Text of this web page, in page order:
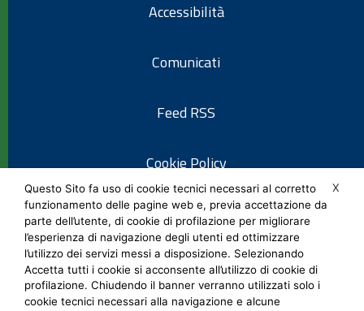
Accessibilità
Comunicati
Feed RSS
Cookie Policy
Informativa privacy
Note legali
X
Questo Sito fa uso di cookie tecnici necessari al corretto
funzionamento delle pagine web e, previa accettazione da
parte dell’utente, di cookie di profilazione per migliorare
l’esperienza di navigazione degli utenti ed ottimizzare
l’utilizzo dei servizi messi a disposizione. Selezionando
Accetta tutti i cookie si acconsente all’utilizzo di cookie di
profilazione. Chiudendo il banner verranno utilizzati solo i
cookie tecnici necessari alla navigazione e alcune